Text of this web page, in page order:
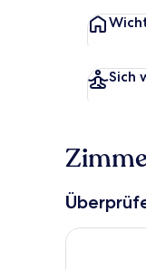
Sich
Überprüfe